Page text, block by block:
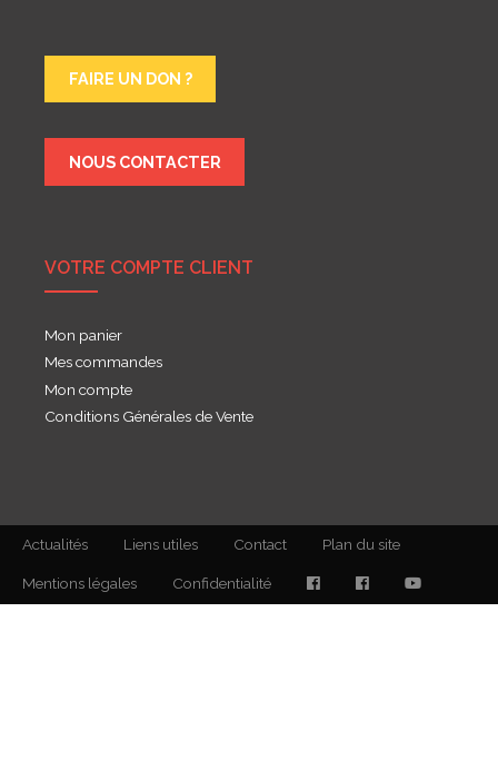
FAIRE UN DON ?
NOUS CONTACTER
VOTRE COMPTE CLIENT
Mon panier
Mes commandes
Mon compte
Conditions Générales de Vente
Actualités Liens utiles Contact Plan du site
Mentions légales Confidentialité